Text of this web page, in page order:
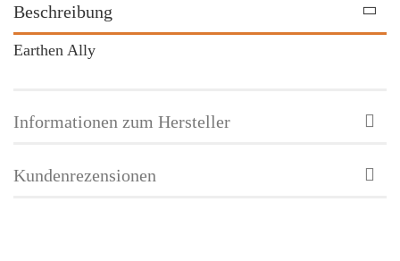
Beschreibung
Earthen Ally
Informationen zum Hersteller
Kundenrezensionen